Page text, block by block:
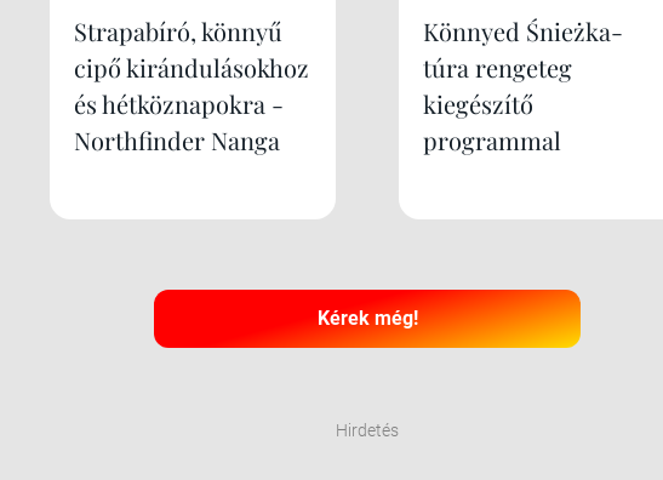
Strapabíró, könnyű
cipő kirándulásokhoz
és hétköznapokra -
Northfinder Nanga
Könnyed Śnieżka-
túra rengeteg
kiegészítő
programmal
Kérek még!
Hirdetés